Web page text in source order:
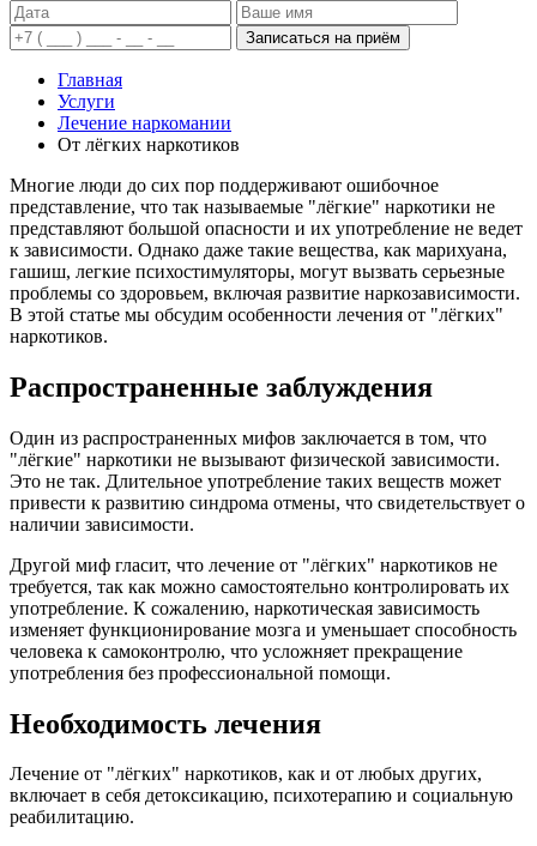
Записаться на приём
Главная
Услуги
Лечение наркомании
От лёгких наркотиков
Многие люди до сих пор поддерживают ошибочное
представление, что так называемые "лёгкие" наркотики не
представляют большой опасности и их употребление не ведет
к зависимости. Однако даже такие вещества, как марихуана,
гашиш, легкие психостимуляторы, могут вызвать серьезные
проблемы со здоровьем, включая развитие наркозависимости.
В этой статье мы обсудим особенности лечения от "лёгких"
наркотиков.
Распространенные заблуждения
Один из распространенных мифов заключается в том, что
"лёгкие" наркотики не вызывают физической зависимости.
Это не так. Длительное употребление таких веществ может
привести к развитию синдрома отмены, что свидетельствует о
наличии зависимости.
Другой миф гласит, что лечение от "лёгких" наркотиков не
требуется, так как можно самостоятельно контролировать их
употребление. К сожалению, наркотическая зависимость
изменяет функционирование мозга и уменьшает способность
человека к самоконтролю, что усложняет прекращение
употребления без профессиональной помощи.
Необходимость лечения
Лечение от "лёгких" наркотиков, как и от любых других,
включает в себя детоксикацию, психотерапию и социальную
реабилитацию.